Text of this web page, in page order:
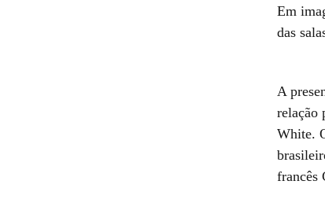
Em
das
A
relação
White.
francês